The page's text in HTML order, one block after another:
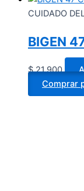
CUIDADO
BIGEN
$21.900
Comprar